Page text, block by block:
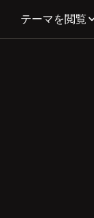
テーマを閲覧